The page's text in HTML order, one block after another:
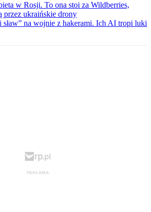
w Rosji. To ona stoi za Wildberries,
przez ukraińskie drony
sław” na wojnie z hakerami. Ich AI tropi luki